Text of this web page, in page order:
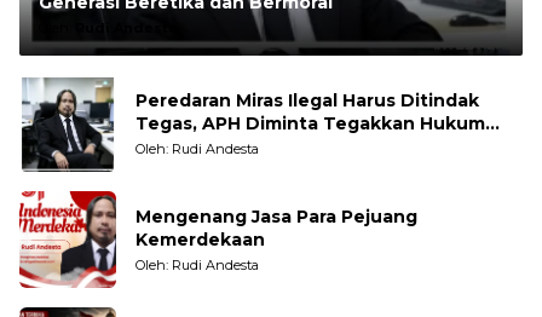
Rudi Andesta
Peredaran Miras Ilegal Harus Ditindak
Tegas, APH Diminta Tegakkan Hukum
Tanpa Pandang Bulu
Oleh: Rudi Andesta
Mengenang Jasa Para Pejuang
Kemerdekaan
Oleh: Rudi Andesta